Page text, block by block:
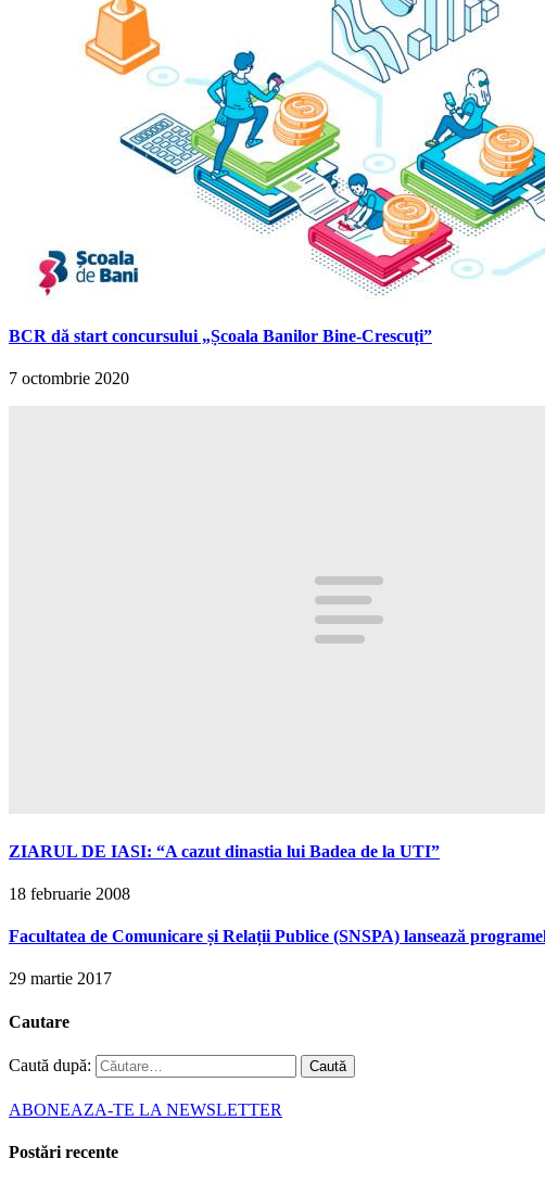
BCR dă start concursului „Școala Banilor Bine-Crescuți”
7 octombrie 2020
ZIARUL DE IASI: “A cazut dinastia lui Badea de la UTI”
18 februarie 2008
Facultatea de Comunicare și Relații Publice (SNSPA) lansează
29 martie 2017
Cautare
Caută după:
ABONEAZA-TE LA NEWSLETTER
Postări recente